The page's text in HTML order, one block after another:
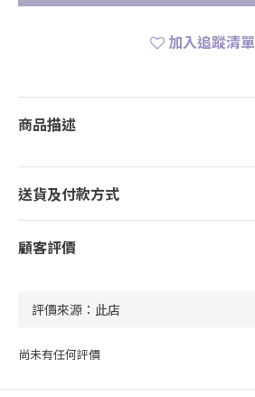
加入追蹤清單
商品描述
送貨及付款方式
顧客評價
尚未有任何評價